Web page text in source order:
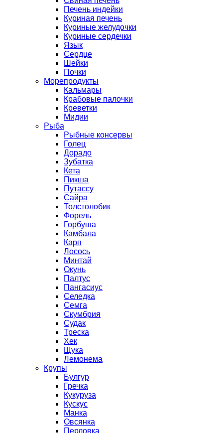
Печень индейки
Куриная печень
Куриные желудочки
Куриные сердечки
Язык
Сердце
Шейки
Почки
Морепродукты
Кальмары
Крабовые палочки
Креветки
Мидии
Рыба
Рыбные консервы
Голец
Дорадо
Зубатка
Кета
Пикша
Путассу
Сайра
Толстолобик
Форель
Горбуша
Камбала
Карп
Лосось
Минтай
Окунь
Палтус
Пангасиус
Селедка
Семга
Скумбрия
Судак
Треска
Хек
Щука
Лемонема
Крупы
Булгур
Гречка
Кукуруза
Кускус
Манка
Овсянка
Перловка